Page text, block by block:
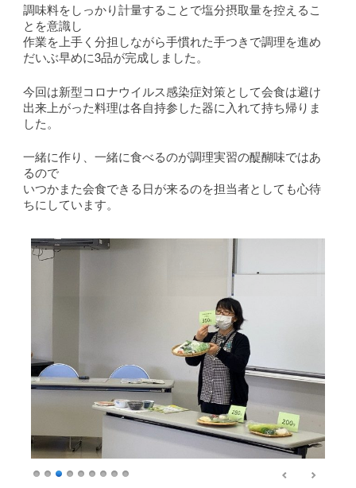
調味料をしっかり計量することで塩分摂取量を控えるこ
とを意識し
作業を上手く分担しながら手慣れた手つきで調理を進め
だいぶ早めに3品が完成しました。
今回は新型コロナウイルス感染症対策として会食は避け
出来上がった料理は各自持参した器に入れて持ち帰りま
した。
一緒に作り、一緒に食べるのが調理実習の醍醐味ではあ
るので
いつかまた会食できる日が来るのを担当者としても心待
ちにしています。